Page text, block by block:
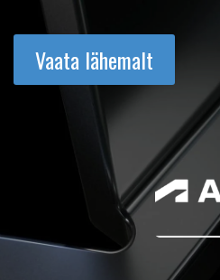
Vaata lähemalt